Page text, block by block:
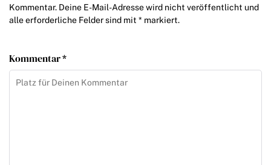
Kommentar. Deine E-Mail-Adresse wird nicht veröffentlicht und
alle erforderliche Felder sind mit * markiert.
Kommentar *